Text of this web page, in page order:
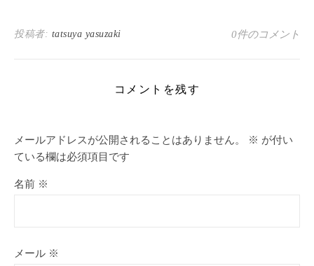
投稿者: tatsuya yasuzaki 0件のコメント
コメントを残す
メールアドレスが公開されることはありません。 ※ が付い
ている欄は必須項目です
名前 ※
メール ※